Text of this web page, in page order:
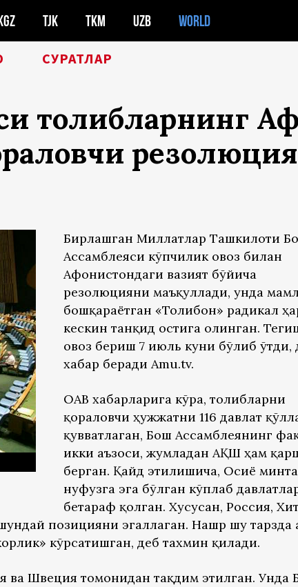
TJK TKM UZB WORLD
СУРАТЛАР
толибларнинг
Бирлашган Миллатлар Ташкилоти
Ассамблеяси кўпчилик овоз билан
Афғонистондаги вазият бўйича
резолюцияни маъқуллади, унда
бошқараётган «Толибон» радикал
кескин танқид остига олинган.
овоз бериш 7 июль куни бўлиб ўтди,
хабар беради Amu.tv.
ОАВ хабарларига кўра, толибларни
қораловчи ҳужжатни 116 давлат
қувватлаган, Бош Ассамблеянинг
икки аъзоси, жумладан АҚШ ҳам
берган. Қайд этилишича, Осиё
нуфузга эга бўлган кўплаб
бетараф қолган. Хусусан, Россия,
позицияни эгаллаган. Нашр шу тарзда
кўрсатишган, деб тахмин қилади.
ва Швеция томонидан тақдим этилган. Унда